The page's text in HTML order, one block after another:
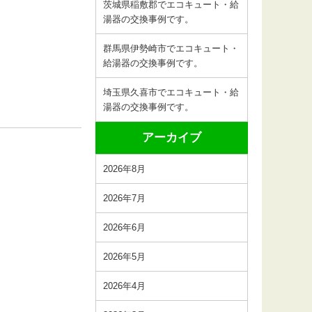
茨城県稲敷郡でエコキュート・給
湯器の交換事例です。
群馬県伊勢崎市でエコキュート・
給湯器の交換事例です。
埼玉県久喜市でエコキュート・給
湯器の交換事例です。
アーカイブ
2026年8月
2026年7月
2026年6月
2026年5月
2026年4月